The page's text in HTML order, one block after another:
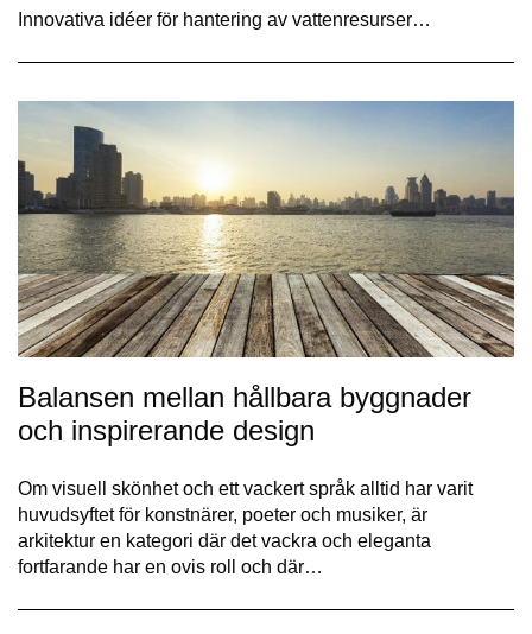
Innovativa idéer för hantering av vattenresurser…
Balansen mellan hållbara byggnader
och inspirerande design
Om visuell skönhet och ett vackert språk alltid har varit
huvudsyftet för konstnärer, poeter och musiker, är
arkitektur en kategori där det vackra och eleganta
fortfarande har en ovis roll och där…